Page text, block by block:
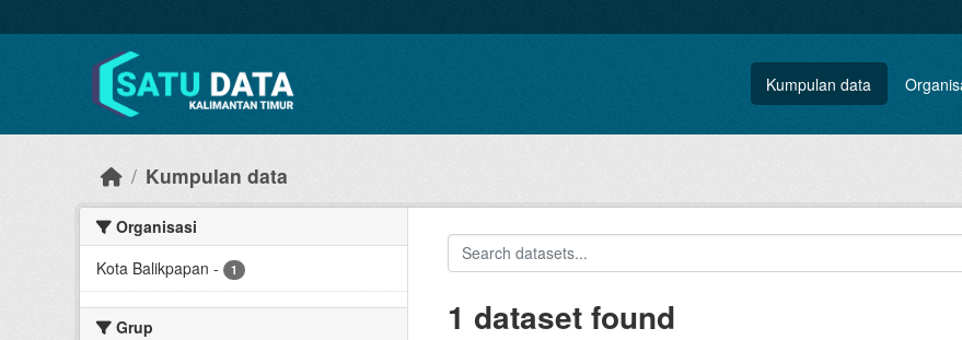
Kumpulan data
Kumpulan data
Organisasi
Kota Balikpapan - 1
Grup 1 dataset found